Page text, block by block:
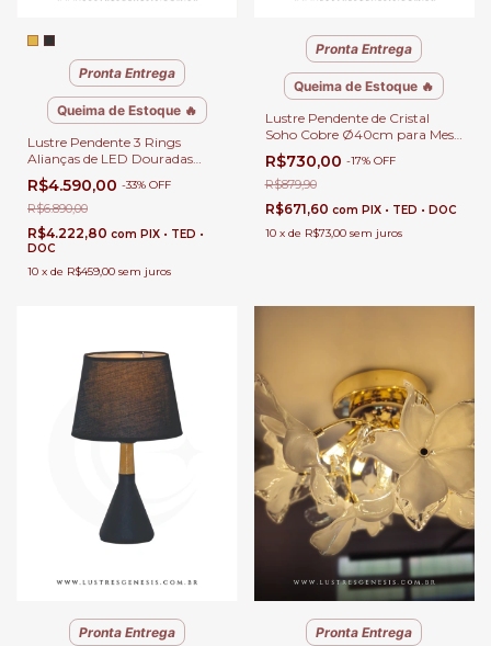
Pronta Entrega
Queima de Estoque 🔥
Lustre Pendente 3 Rings
Alianças de LED Douradas
Ø80 Ø60 Ø40 Sala de Jantar
e Sala de Estar Pé Direito Duplo
R$4.590,00 -33% OFF
R$6.890,00
R$4.222,80 com PIX • TED •
DOC
10 x de R$459,00 sem juros
Pronta Entrega
Queima de Estoque 🔥
Lustre Pendente de Cristal
Soho Cobre Ø40cm para Mesa
de Jantar, Quartos, Salas,
Escritório e Apartamento
R$730,00 -17% OFF
R$879,90
R$671,60 com PIX • TED • DOC
10 x de R$73,00 sem juros
Pronta Entrega Pronta Entrega